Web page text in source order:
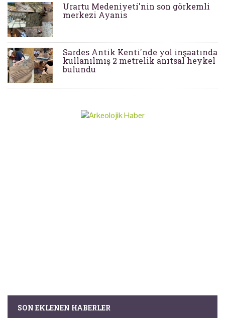
Urartu Medeniyeti'nin son görkemli
merkezi Ayanis
Sardes Antik Kenti'nde yol inşaatında
kullanılmış 2 metrelik anıtsal heykel
bulundu
SON EKLENEN HABERLER